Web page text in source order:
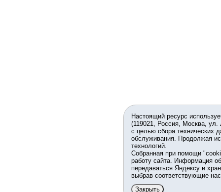
Настоящий ресурс
(119021, Россия, Москва,
с целью сбора технических
обслуживания. Продолжая
технологий.
Собранная при помощи
работу сайта. Информация
передаваться Яндексу и
выбрав соответствующие
Закрыть